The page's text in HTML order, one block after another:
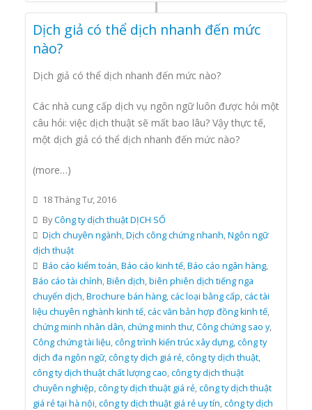
Dịch giả có thể dịch nhanh đến mức
nào?
Dịch giả có thể dịch nhanh đến mức nào?
Các nhà cung cấp dịch vụ ngôn ngữ luôn được hỏi một
câu hỏi: việc dịch thuật sẽ mất bao lâu? Vậy thực tế,
một dịch giả có thể dịch nhanh đến mức nào?
(more…)
18 Tháng Tư, 2016
ByCông ty dịch thuật DỊCH SỐ
Dịch chuyên ngành,Dịch công chứng nhanh,Ngôn ngữ
dịch thuật
Báo cáo kiểm toán,Báo cáo kinh tế,Báo cáo ngân hàng,
Báo cáo tài chính,Biên dịch,biên phiên dịch tiếng nga
chuyển dịch,Brochure bán hàng,các loại bằng cấp,các tài
liệu chuyên nghành kinh tế,các văn bản hợp đồng kinh tế,
chứng minh nhân dân,chứng minh thư,Công chứng sao y,
Công chứng tài liệu,công trình kiến trúc xây dựng,công ty
dịch đa ngôn ngữ,công ty dịch giá rẻ,công ty dịch thuật,
công ty dịch thuật chất lượng cao,công ty dịch thuật
chuyên nghiệp,công ty dịch thuật giá rẻ,công ty dịch thuật
giá rẻ tại hà nội,công ty dịch thuật giá rẻ uy tín,công ty dịch